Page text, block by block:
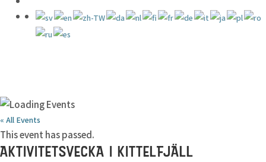
« All Events
This event has passed.
AKTIVITETSVECKA I KITTELFJÄLL